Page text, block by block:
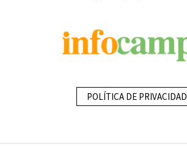
POLÍTICA DE PRIVACIDAD